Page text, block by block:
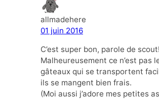
allmadehere
01 juin 2016
C’est super bon, parole de
Malheureusement ce n’est pas
gâteaux qui se transportent
ils se mangent bien frais.
(Moi aussi j’adore mes petites